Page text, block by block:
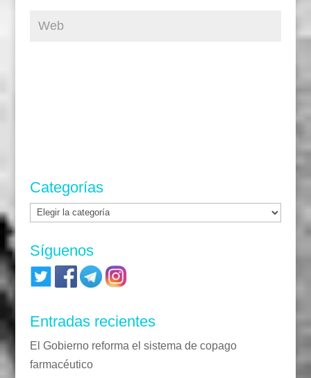
Categorías
Categorías
Síguenos
Entradas recientes
El Gobierno reforma el sistema de copago
farmacéutico